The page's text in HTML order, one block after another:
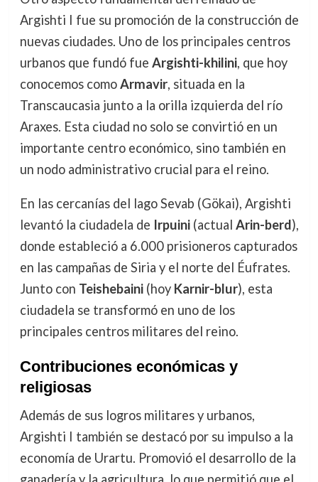
Argishti I fue su promoción de la construcción de
nuevas ciudades. Uno de los principales centros
urbanos que fundó fue Argishti-khilini, que hoy
conocemos comoArmavir, situada en la
Transcaucasia junto a la orilla izquierda del río
Araxes. Esta ciudad no solo se convirtió en un
importante centro económico, sino también en
un nodo administrativo crucial para el reino.
En las cercanías del lago Sevab (Gökai), Argishti
levantó la ciudadela de Irpuini(actual Arin-berd),
donde estableció a 6.000 prisioneros capturados
en las campañas de Siria y el norte del Éufrates.
Junto con Teishebaini(hoy Karnir-blur), esta
ciudadela se transformó en uno de los
principales centros militares del reino.
Contribuciones económicas y
religiosas
Además de sus logros militares y urbanos,
Argishti I también se destacó por su impulso a la
economía de Urartu. Promovió el desarrollo de la